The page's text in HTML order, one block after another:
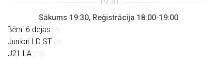
Sākums 19:30, Reģistrācija 18:00-19:00
Bērni 6 dejas (7)
Juniori I D ST (7)
U21 LA (12)